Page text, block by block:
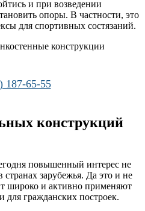
и при возведении
опоры. В частности, это
для спортивных состязаний.
конструкции
187-65-55
конструкций
повышенный интерес не
зарубежья. Да это и не
широко и активно применяют
гражданских построек.